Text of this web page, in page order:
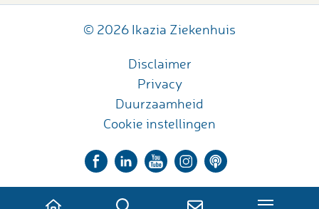
© 2026 Ikazia Ziekenhuis
Disclaimer
Privacy
Duurzaamheid
Cookie instellingen